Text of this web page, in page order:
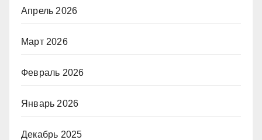
Апрель 2026
Март 2026
Февраль 2026
Январь 2026
Декабрь 2025